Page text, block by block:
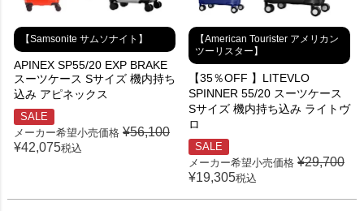
【Samsonite サムソナイト】
APINEX SP55/20 EXP BRAKE
スーツケース Sサイズ 機内持ち
込み アピネックス
SALE
メーカー希望小売価格 ¥56,100
¥42,075税込
【American Tourister アメリカン
ツーリスター】
【35％OFF 】LITEVLO
SPINNER 55/20 スーツケース
Sサイズ 機内持ち込み ライトヴ
ロ
SALE
メーカー希望小売価格 ¥29,700
¥19,305税込